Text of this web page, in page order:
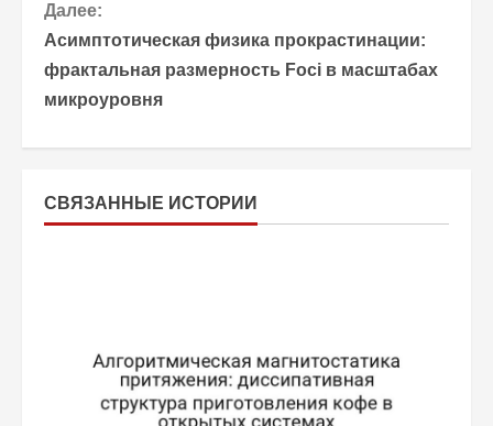
д
о
л
ж
и
Далее:
Асимптотическая физика прокрастинации:
фрактальная размерность Foci в масштабах
микроуровня
СВЯЗАННЫЕ ИСТОРИИ